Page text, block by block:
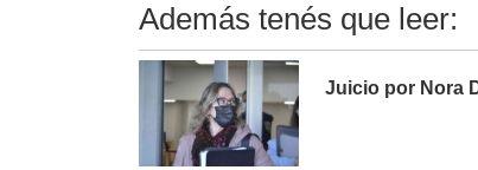
Además tenés que leer:
Juicio por Nora